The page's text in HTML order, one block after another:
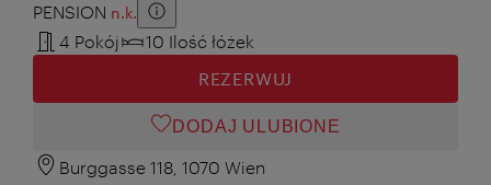
PENSION n.k.
Zusatzinformation anzeigen
Zusatzinformation ausblenden
4 Pokój
10 Ilość łóżek
REZERWUJ
DODAJ ULUBIONE
Burggasse 118, 1070 Wien